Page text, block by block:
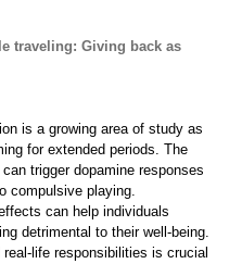
traveling: Giving back as
is a growing area of study as
for extended periods. The
trigger dopamine responses
compulsive playing.
can help individuals
detrimental to their well-being.
life responsibilities is crucial